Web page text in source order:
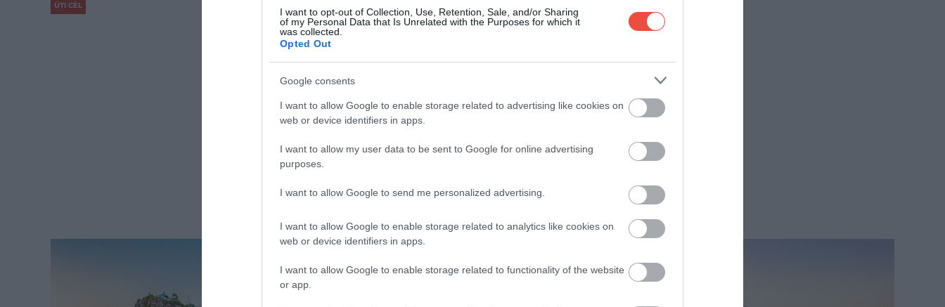
I want to opt-out of Collection, Use, Retention, Sale, and/or Sharing
of my Personal Data that Is Unrelated with the Purposes for which it
was collected.
Opted Out
Google consents
I want to allow Google to enable storage related to advertising like cookies on
web or device identifiers in apps.
I want to allow my user data to be sent to Google for online advertising
purposes.
I want to allow Google to send me personalized advertising.
I want to allow Google to enable storage related to analytics like cookies on
web or device identifiers in apps.
I want to allow Google to enable storage related to functionality of the website
or app.
ÚTI CÉL